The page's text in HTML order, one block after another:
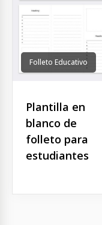
Folleto Educativo
Plantilla en
blanco de
folleto para
estudiantes